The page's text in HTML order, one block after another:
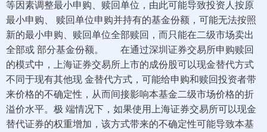
等因素调整最小申购、赎回单位，由此可能导致投资人按原
最小申购、 赎回单位申购并持有的基金份额，可能无法按照
新的最小申购、赎回单位全部赎回，而只能在二级市场卖出
全部或 部分基金份额。 在通过深圳证券交易所申购赎回
的模式中，上海证券交易所上市的成份股可以现金替代方式
不同于现有其他现 金替代方式，可能给申购和赎回投资者带
来价格的不确定性，从而间接影响本基金二级市场价格的折
溢价水平。极 端情况下，如果使用上海证券交易所可以现金
替代证券的权重增加，该方式带来的不确定性可能导致本基